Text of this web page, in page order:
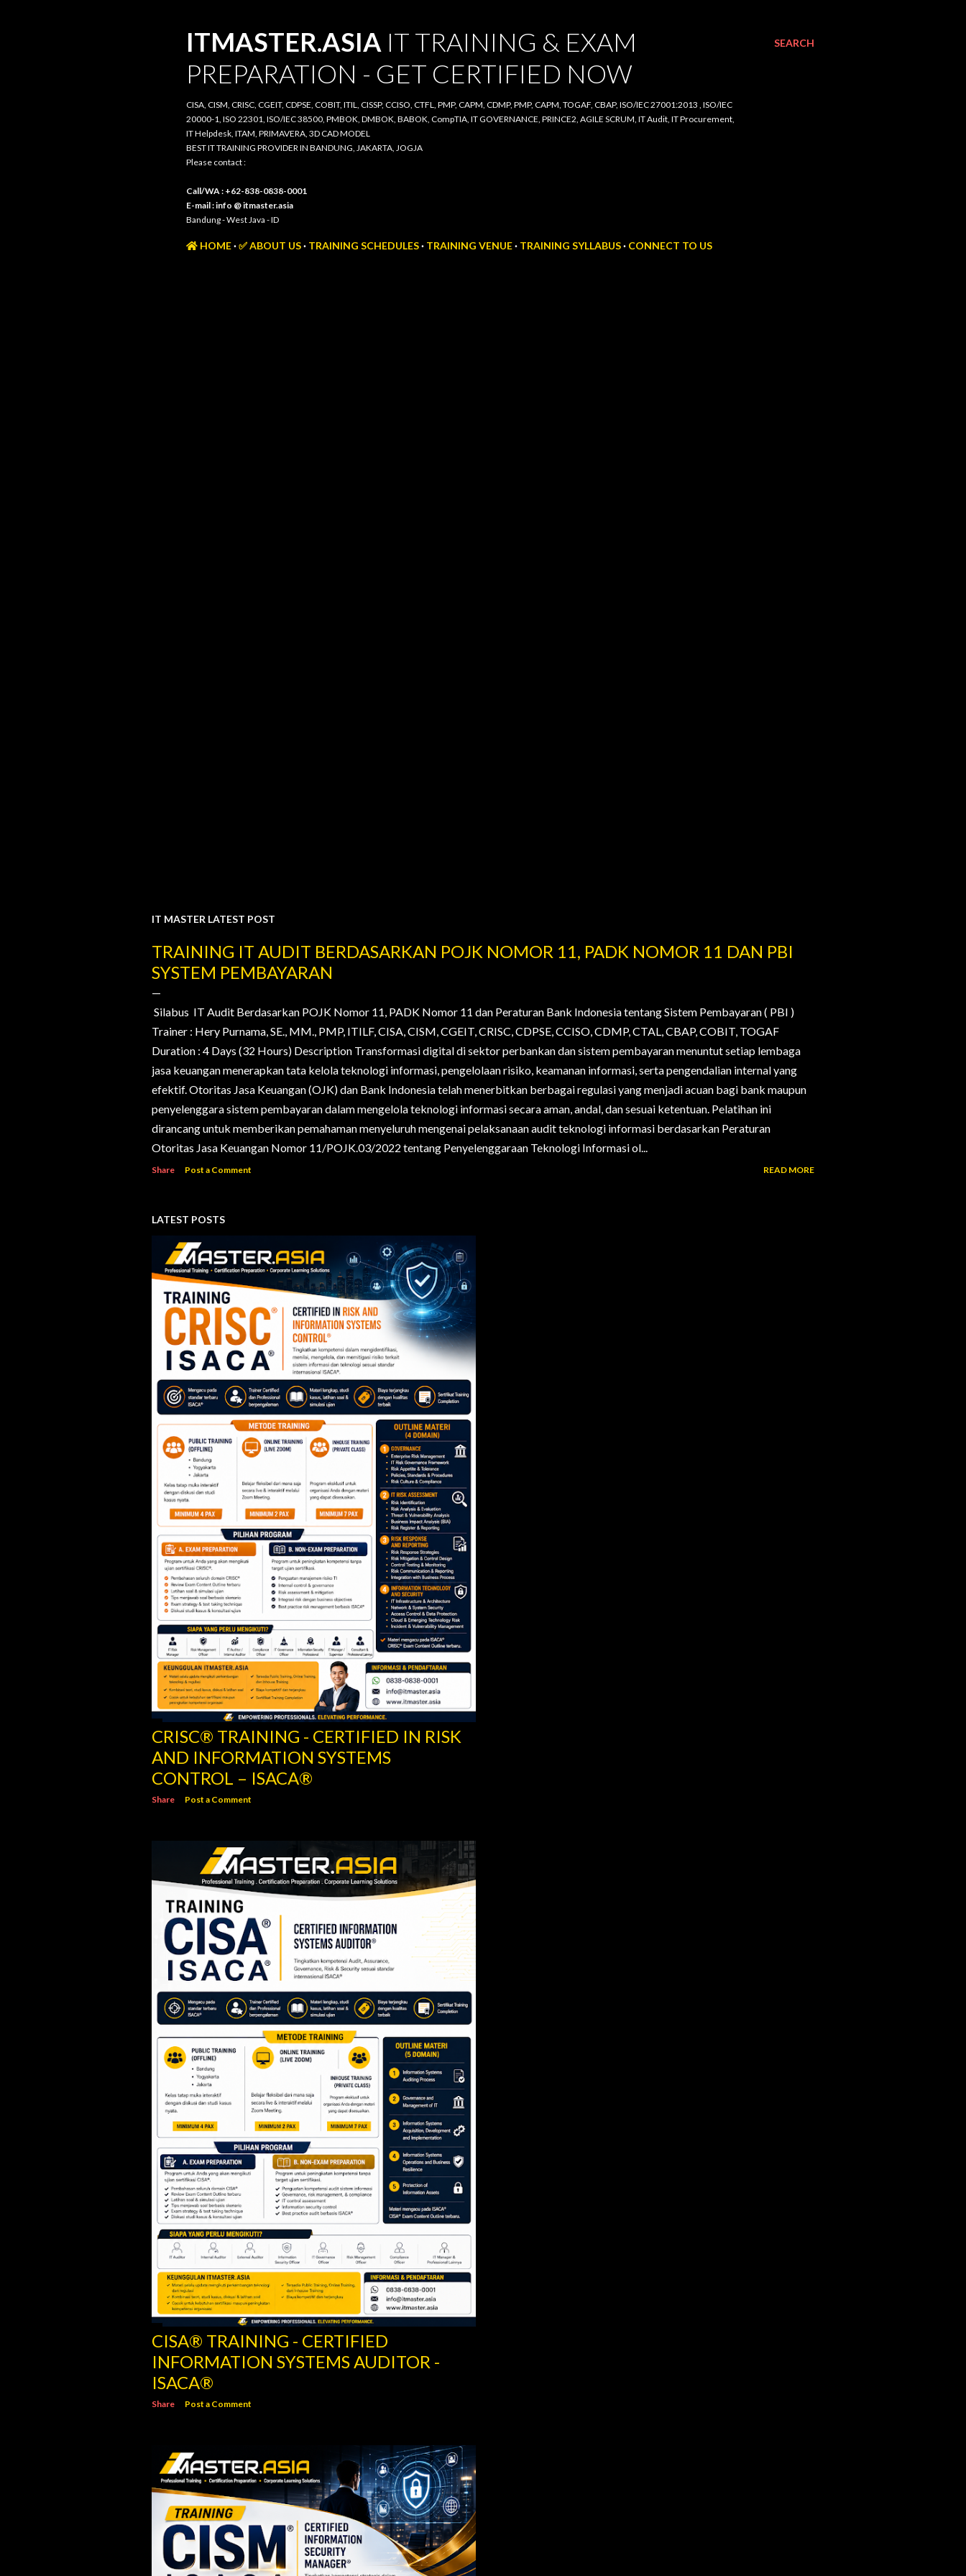
SEARCH
ITMASTER.ASIA IT TRAINING & EXAM
PREPARATION - GET CERTIFIED NOW
CISA, CISM, CRISC, CGEIT, CDPSE, COBIT, ITIL, CISSP, CCISO, CTFL, PMP, CAPM, CDMP, PMP, CAPM, TOGAF, CBAP, ISO/IEC 27001:2013 , ISO/IEC
20000-1, ISO 22301, ISO/IEC 38500, PMBOK, DMBOK, BABOK, CompTIA, IT GOVERNANCE, PRINCE2, AGILE SCRUM, IT Audit, IT Procurement,
IT Helpdesk, ITAM, PRIMAVERA, 3D CAD MODEL
BEST IT TRAINING PROVIDER IN BANDUNG, JAKARTA, JOGJA
Please contact :
Call/WA : +62-838-0838-0001
E-mail : info @ itmaster.asia
Bandung - West Java - ID
HOME ✅ ABOUT US TRAINING SCHEDULES TRAINING VENUE TRAINING SYLLABUS CONNECT TO US
P
o
s
t
s
IT MASTER LATEST POST
TRAINING IT AUDIT BERDASARKAN POJK NOMOR 11, PADK NOMOR 11 DAN PBI
SYSTEM PEMBAYARAN
Silabus IT Audit Berdasarkan POJK Nomor 11, PADK Nomor 11 dan Peraturan Bank Indonesia tentang Sistem Pembayaran ( PBI )
Trainer : Hery Purnama, SE., MM., PMP, ITILF, CISA, CISM, CGEIT, CRISC, CDPSE, CCISO, CDMP, CTAL, CBAP, COBIT, TOGAF
Duration : 4 Days (32 Hours) Description Transformasi digital di sektor perbankan dan sistem pembayaran menuntut setiap lembaga
jasa keuangan menerapkan tata kelola teknologi informasi, pengelolaan risiko, keamanan informasi, serta pengendalian internal yang
efektif. Otoritas Jasa Keuangan (OJK) dan Bank Indonesia telah menerbitkan berbagai regulasi yang menjadi acuan bagi bank maupun
penyelenggara sistem pembayaran dalam mengelola teknologi informasi secara aman, andal, dan sesuai ketentuan. Pelatihan ini
dirancang untuk memberikan pemahaman menyeluruh mengenai pelaksanaan audit teknologi informasi berdasarkan Peraturan
Otoritas Jasa Keuangan Nomor 11/POJK.03/2022 tentang Penyelenggaraan Teknologi Informasi ol...
Share Post a Comment READ MORE
LATEST POSTS
CRISC® TRAINING - CERTIFIED IN RISK
AND INFORMATION SYSTEMS
CONTROL – ISACA®
Share Post a Comment
CISA® TRAINING - CERTIFIED
INFORMATION SYSTEMS AUDITOR -
ISACA®
Share Post a Comment